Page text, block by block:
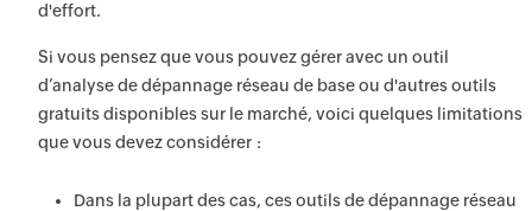
d'effort.
Si vous pensez que vous pouvez gérer avec un outil
d’analyse de dépannage réseau de base ou d'autres outils
gratuits disponibles sur le marché, voici quelques limitations
que vous devez considérer :
Dans la plupart des cas, ces outils de dépannage réseau